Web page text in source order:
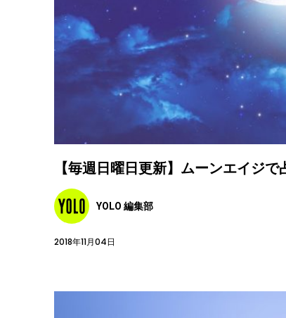
【毎週日曜日更新】ムーンエイジ
YOLO 編集部
2018年11月04日